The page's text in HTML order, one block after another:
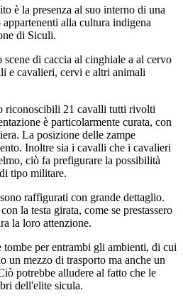
è la presenza al suo interno di una
alla cultura indigena
di Siculi.
di caccia al cinghiale a al cervo
e cavalieri, cervi e altri animali
riconoscibili 21 cavalli tutti rivolti
è particolarmente curata, con
La posizione delle zampe
Inoltre sia i cavalli che i cavalieri
ciò fa prefigurare la possibilità
tipo militare.
raffigurati con grande dettaglio.
la testa girata, come se prestassero
la loro attenzione.
per entrambi gli ambienti, di cui
un mezzo di trasporto ma anche un
potrebbe alludere al fatto che le
dell'elite sicula.